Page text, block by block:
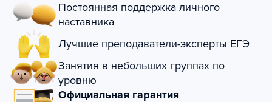
Постоянная поддержка личного
наставника
Лучшие преподаватели-эксперты ЕГЭ
Занятия в небольших группах по
уровню
Официальная гарантия